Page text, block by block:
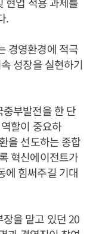
.
경영환경에 적극
성장을 실현하기
부발전을 한 단
할이 중요하
을 선도하는 종합
혁신에이전트가
에 힘써주길 기대
을 맡고 있던 20